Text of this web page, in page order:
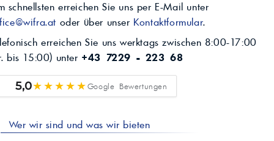
schnellsten erreichen Sie uns per E-Mail unter
oder über unser Kontaktformular.
erreichen Sie uns werktags zwischen 8:00-17:00
bis 15:00) unter +43 7229 - 223 68
5,0★★★★★Google Bewertungen
Wer wir sind und was wir bieten